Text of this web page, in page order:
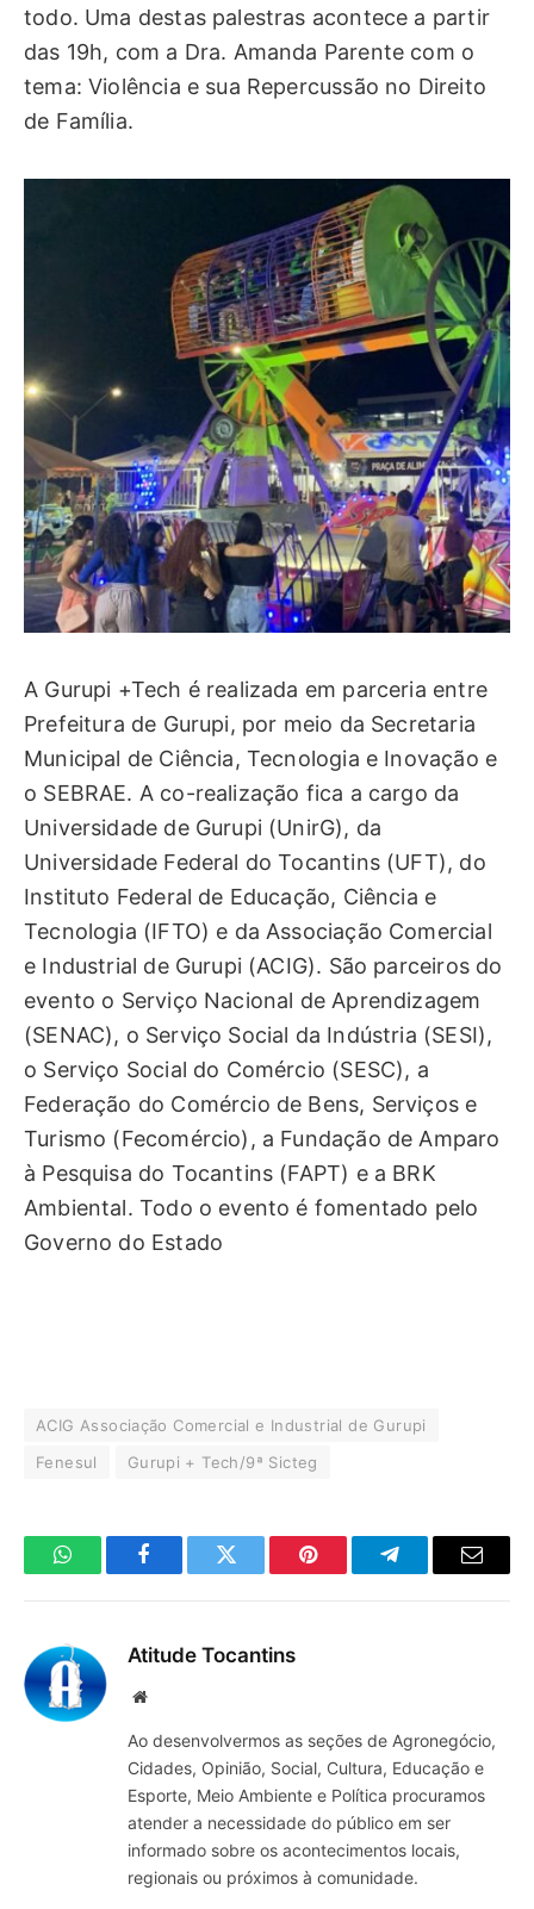
todo. Uma destas palestras acontece a partir
das 19h, com a Dra. Amanda Parente com o
tema: Violência e sua Repercussão no Direito
de Família.
A Gurupi +Tech é realizada em parceria entre
Prefeitura de Gurupi, por meio da Secretaria
Municipal de Ciência, Tecnologia e Inovação e
o SEBRAE. A co-realização fica a cargo da
Universidade de Gurupi (UnirG), da
Universidade Federal do Tocantins (UFT), do
Instituto Federal de Educação, Ciência e
Tecnologia (IFTO) e da Associação Comercial
e Industrial de Gurupi (ACIG). São parceiros do
evento o Serviço Nacional de Aprendizagem
(SENAC), o Serviço Social da Indústria (SESI),
o Serviço Social do Comércio (SESC), a
Federação do Comércio de Bens, Serviços e
Turismo (Fecomércio), a Fundação de Amparo
à Pesquisa do Tocantins (FAPT) e a BRK
Ambiental. Todo o evento é fomentado pelo
Governo do Estado
ACIG Associação Comercial e Industrial de Gurupi
Fenesul
Gurupi + Tech/9ª Sicteg
WhatsAppFacebookTwitter Pinterest TelegramaE-
Atitude Tocantins
Site
Ao desenvolvermos as seções de Agronegócio,
Cidades, Opinião, Social, Cultura, Educação e
Esporte, Meio Ambiente e Política procuramos
atender a necessidade do público em ser
informado sobre os acontecimentos locais,
regionais ou próximos à comunidade.